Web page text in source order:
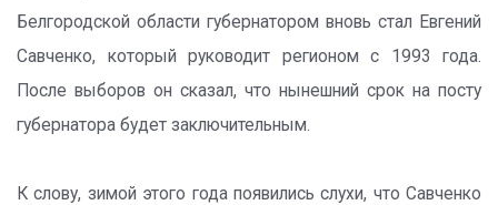
Белгородской области губернатором вновь стал Евгений
Савченко, который руководит регионом с 1993 года.
После выборов он сказал, что нынешний срок на посту
губернатора будет заключительным.
К слову, зимой этого года появились слухи, что Савченко